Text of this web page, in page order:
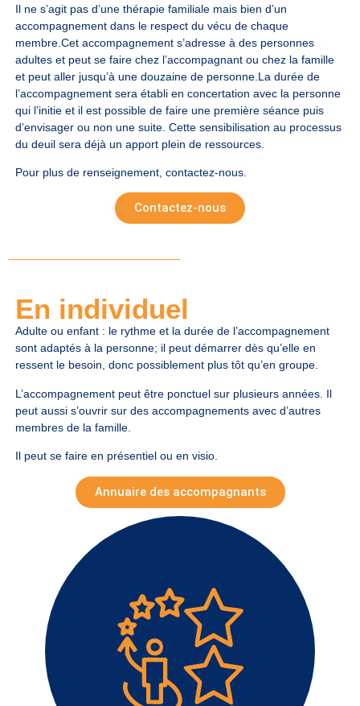
Il ne s’agit pas d’une thérapie familiale mais bien d’un
accompagnement dans le respect du vécu de chaque
membre.Cet accompagnement s’adresse à des personnes
adultes et peut se faire chez l’accompagnant ou chez la famille
et peut aller jusqu’à une douzaine de personne.La durée de
l’accompagnement sera établi en concertation avec la personne
qui l’initie et il est possible de faire une première séance puis
d’envisager ou non une suite. Cette sensibilisation au processus
du deuil sera déjà un apport plein de ressources.
Pour plus de renseignement, contactez-nous.
Contactez-nous
En individuel
Adulte ou enfant : le rythme et la durée de l’accompagnement
sont adaptés à la personne; il peut démarrer dès qu’elle en
ressent le besoin, donc possiblement plus tôt qu’en groupe.
L’accompagnement peut être ponctuel sur plusieurs années. Il
peut aussi s’ouvrir sur des accompagnements avec d’autres
membres de la famille.
Il peut se faire en présentiel ou en visio.
Annuaire des accompagnants